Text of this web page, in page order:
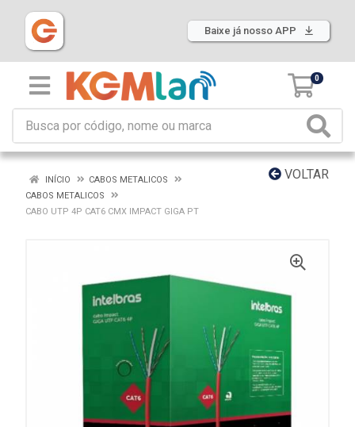
Baixe já nosso APP
0
VOLTAR
INÍCIO
CABOS METALICOS
CABOS METALICOS
CABO UTP 4P CAT6 CMX IMPACT GIGA PT